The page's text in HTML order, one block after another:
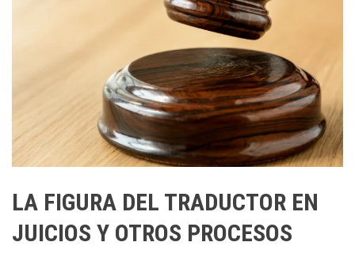
LA FIGURA DEL TRADUCTOR EN
JUICIOS Y OTROS PROCESOS